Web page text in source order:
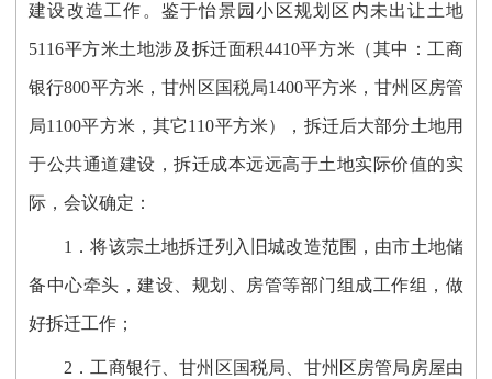
建设改造工作。鉴于怡景园小区规划区内未出让土地
5116平方米土地涉及拆迁面积4410平方米（其中：工商
银行800平方米，甘州区国税局1400平方米，甘州区房管
局1100平方米，其它110平方米），拆迁后大部分土地用
于公共通道建设，拆迁成本远远高于土地实际价值的实
际，会议确定：
1．将该宗土地拆迁列入旧城改造范围，由市土地储
备中心牵头，建设、规划、房管等部门组成工作组，做
好拆迁工作；
2．工商银行、甘州区国税局、甘州区房管局房屋由